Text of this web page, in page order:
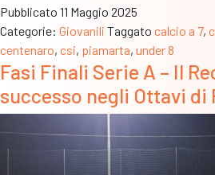
8:
il
Centenaro
di
corto
muso
sul
Piamarta.
Pubblicato 11 Maggio 2025
Categorie: Giovanili Taggato calcio a 7,
centenaro, csi, piamarta, under 8
Fasi Finali Serie A – Il
successo negli Ottavi di